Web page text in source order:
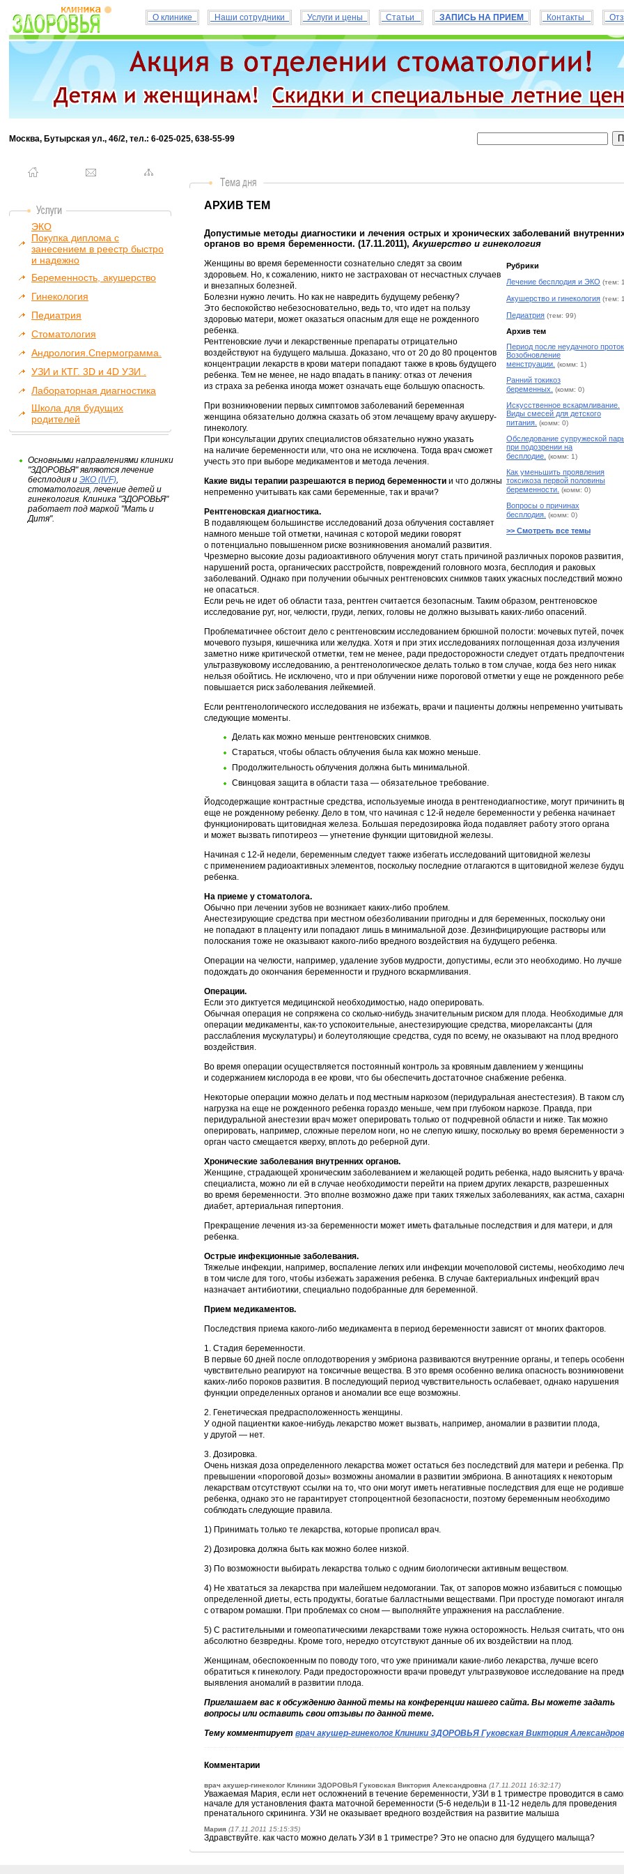
О клинике Наши сотрудники Услуги и цены Статьи ЗАПИСЬ НА ПРИЕМ Контакты
Москва, Бутырская ул., 46/2, тел.: 6-025-025, 638-55-99
ЭКО
Покупка диплома с
занесением в реестр быстро
и надежно
Беременность, акушерство
Гинекология
Педиатрия
Стоматология
Андрология.Спермограмма.
УЗИ и КТГ. 3D и 4D УЗИ .
Лабораторная диагностика
Школа для будущих
родителей
Основными направлениями клиники
"ЗДОРОВЬЯ" являются лечение
бесплодия и ЭКО (IVF),
стоматология, лечение детей и
гинекология. Клиника "ЗДОРОВЬЯ"
работает под маркой "Мать и
Дитя".
АРХИВ ТЕМ
Допустимые методы диагностики и лечения острых и хронических заболеваний
органов во время беременности. (17.11.2011), Акушерство и гинекология
Рубрики
Лечение бесплодия и ЭКО (тем:
Акушерство и гинекология (тем:
Педиатрия (тем: 99)
Архив тем
Период после неудачного
Возобновление
менструации. (комм: 1)
Ранний токикоз
беременных.
(комм: 0)
Искусственное вскармливание.
Виды смесей для детского
питания. (комм: 0)
Обследование супружеской
при подозрении на
бесплодие. (комм: 1)
Как уменьшить проявления
токсикоза первой половины
беременности. (комм: 0)
Вопросы о причинах
бесплодия. (комм: 0)
>> Смотреть все темы
Женщины во время беременности сознательно следят за своим
здоровьем. Но, к сожалению, никто не застрахован от несчастных случаев
и внезапных болезней.
Болезни нужно лечить. Но как не навредить будущему ребенку?
Это беспокойство небезосновательно, ведь то, что идет на пользу
здоровью матери, может оказаться опасным для еще не рожденного
ребенка.
Рентгеновские лучи и лекарственные препараты отрицательно
воздействуют на будущего малыша. Доказано, что от 20 до 80 процентов
концентрации лекарств в крови матери попадают также в кровь будущего
ребенка. Тем не менее, не надо впадать в панику: отказ от лечения
из страха за ребенка иногда может означать еще большую опасность.
При возникновении первых симптомов заболеваний беременная
женщина обязательно должна сказать об этом лечащему врачу акушеру-
гинекологу.
При консультации других специалистов обязательно нужно указать
на наличие беременности или, что она не исключена. Тогда врач сможет
учесть это при выборе медикаментов и метода лечения.
Какие виды терапии разрешаются в период беременности и что должны
непременно учитывать как сами беременные, так и врачи?
Рентгеновская диагностика.
В подавляющем большинстве исследований доза облучения составляет
намного меньше той отметки, начиная с которой медики говорят
о потенциально повышенном риске возникновения аномалий развития.
Чрезмерно высокие дозы радиоактивного облучения могут стать причиной различных пороков развития,
нарушений роста, органических расстройств, повреждений головного мозга, бесплодия и раковых
заболеваний. Однако при получении обычных рентгеновских снимков таких ужасных последствий можно
не опасаться.
Если речь не идет об области таза, рентген считается безопасным. Таким образом, рентгеновское
исследование руг, ног, челюсти, груди, легких, головы не должно вызывать каких-либо опасений.
Проблематичнее обстоит дело с рентгеновским исследованием брюшной полости: мочевых путей,
мочевого пузыря, кишечника или желудка. Хотя и при этих исследованиях поглощенная доза излучения
заметно ниже критической отметки, тем не менее, ради предосторожности следует отдать
ультразвуковому исследованию, а рентгенологическое делать только в том случае, когда без него никак
нельзя обойтись. Не исключено, что и при облучении ниже пороговой отметки у еще не рожденного
повышается риск заболевания лейкемией.
Если рентгенологического исследования не избежать, врачи и пациенты должны непременно учитывать
следующие моменты.
Делать как можно меньше рентгеновских снимков.
Стараться, чтобы область облучения была как можно меньше.
Продолжительность облучения должна быть минимальной.
Свинцовая защита в области таза — обязательное требование.
Йодсодержащие контрастные средства, используемые иногда в рентгенодиагностике, могут причинить
еще не рожденному ребенку. Дело в том, что начиная с 12-й неделе беременности у ребенка начинает
функционировать щитовидная железа. Большая передозировка йода подавляет работу этого органа
и может вызвать гипотиреоз — угнетение функции щитовидной железы.
Начиная с 12-й недели, беременным следует также избегать исследований щитовидной железы
с применением радиоактивных элементов, поскольку последние отлагаются в щитовидной железе
ребенка.
На приеме у стоматолога.
Обычно при лечении зубов не возникает каких-либо проблем.
Анестезирующие средства при местном обезболивании пригодны и для беременных, поскольку они
не попадают в плаценту или попадают лишь в минимальной дозе. Дезинфицирующие растворы или
полоскания тоже не оказывают какого-либо вредного воздействия на будущего ребенка.
Операции на челюсти, например, удаление зубов мудрости, допустимы, если это необходимо. Но лучше
подождать до окончания беременности и грудного вскармливания.
Операции.
Если это диктуется медицинской необходимостью, надо оперировать.
Обычная операция не сопряжена со сколько-нибудь значительным риском для плода. Необходимые для
операции медикаменты, как-то успокоительные, анестезирующие средства, миорелаксанты (для
расслабления мускулатуры) и болеутоляющие средства, судя по всему, не оказывают на плод вредного
воздействия.
Во время операции осуществляется постоянный контроль за кровяным давлением у женщины
и содержанием кислорода в ее крови, что бы обеспечить достаточное снабжение ребенка.
Некоторые операции можно делать и под местным наркозом (перидуральная анестестезия). В таком
нагрузка на еще не рожденного ребенка гораздо меньше, чем при глубоком наркозе. Правда, при
перидуральной анестезии врач может оперировать только от подчревной области и ниже. Так можно
оперировать, например, сложные перелом ноги, но не слепую кишку, поскольку во время беременности
орган часто смещается кверху, вплоть до реберной дуги.
Хронические заболевания внутренних органов.
Женщине, страдающей хроническим заболеванием и желающей родить ребенка, надо выяснить у
специалиста, можно ли ей в случае необходимости перейти на прием других лекарств, разрешенных
во время беременности. Это вполне возможно даже при таких тяжелых заболеваниях, как астма,
диабет, артериальная гипертония.
Прекращение лечения из-за беременности может иметь фатальные последствия и для матери, и для
ребенка.
Острые инфекционные заболевания.
Тяжелые инфекции, например, воспаление легких или инфекции мочеполовой системы, необходимо
в том числе для того, чтобы избежать заражения ребенка. В случае бактериальных инфекций врач
назначает антибиотики, специально подобранные для беременной.
Прием медикаментов.
Последствия приема какого-либо медикамента в период беременности зависят от многих факторов.
1. Стадия беременности.
В первые 60 дней после оплодотворения у эмбриона развиваются внутренние органы, и теперь
чувствительно реагируют на токсичные вещества. В это время особенно велика опасность
каких-либо пороков развития. В последующий период чувствительность ослабевает, однако нарушения
функции определенных органов и аномалии все еще возможны.
2. Генетическая предрасположенность женщины.
У одной пациентки какое-нибудь лекарство может вызвать, например, аномалии в развитии плода,
у другой — нет.
3. Дозировка.
Очень низкая доза определенного лекарства может остаться без последствий для матери и ребенка.
превышении «пороговой дозы» возможны аномалии в развитии эмбриона. В аннотациях к некоторым
лекарствам отсутствуют ссылки на то, что они могут иметь негативные последствия для еще не
ребенка, однако это не гарантирует стопроцентной безопасности, поэтому беременным необходимо
соблюдать следующие правила.
1) Принимать только те лекарства, которые прописал врач.
2) Дозировка должна быть как можно более низкой.
3) По возможности выбирать лекарства только с одним биологически активным веществом.
4) Не хвататься за лекарства при малейшем недомогании. Так, от запоров можно избавиться с помощью
определенной диеты, есть продукты, богатые балластными веществами. При простуде помогают
с отваром ромашки. При проблемах со сном — выполняйте упражнения на расслабление.
5) С растительными и гомеопатическими лекарствами тоже нужна осторожность. Нельзя считать, что
абсолютно безвредны. Кроме того, нередко отсутствуют данные об их воздействии на плод.
Женщинам, обеспокоенным по поводу того, что уже принимали какие-либо лекарства, лучше всего
обратиться к гинекологу. Ради предосторожности врачи проведут ультразвуковое исследование на
выявления аномалий в развитии плода.
Приглашаем вас к обсуждению данной темы на конференции нашего сайта. Вы можете задать
вопросы или оставить свои отзывы по данной теме.
Тему комментирует врач акушер-гинеколог Клиники ЗДОРОВЬЯ Гуковская Виктория
Комментарии
врач акушер-гинеколог Клиники ЗДОРОВЬЯ Гуковская Виктория Александровна (17.11.2011 16:32:17)
Уважаемая Мария, если нет осложнений в течение беременности, УЗИ в 1 триместре проводится в
начале для установления факта маточной беременности (5-6 недель)и в 11-12 недель для проведения
пренатального скрининга. УЗИ не оказывает вредного воздействия на развитие малыша
Мария (17.11.2011 15:15:35)
Здравствуйте. как часто можно делать УЗИ в 1 триместре? Это не опасно для будущего малыща?